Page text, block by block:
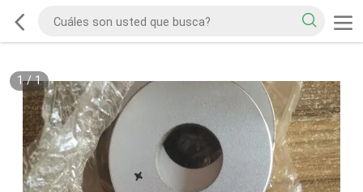
1/1